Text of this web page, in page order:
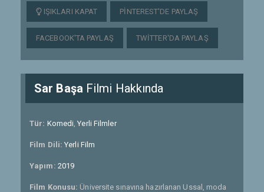
IŞIKLARI KAPAT PINTEREST'DE PAYLAŞ
FACEBOOK'TA PAYLAŞ TWITTER'DA PAYLAŞ
Sar Başa Filmi Hakkında
Tür: Komedi,Yerli Filmler
Film Dili:Yerli Film
Yapım: 2019
Film Konusu: Üniversite sınavına hazırlanan Ussal, moda